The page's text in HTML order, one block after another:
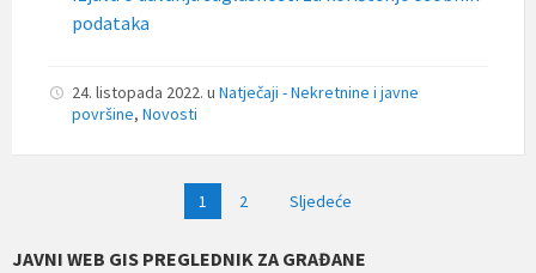
podataka
24. listopada 2022. u Natječaji - Nekretnine i javne
površine, Novosti
1 2 Sljedeće
JAVNI WEB GIS PREGLEDNIK ZA GRAĐANE